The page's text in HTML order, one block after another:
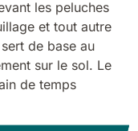
h
h
les peluches
et tout autre
de base au
sur le sol. Le
de temps